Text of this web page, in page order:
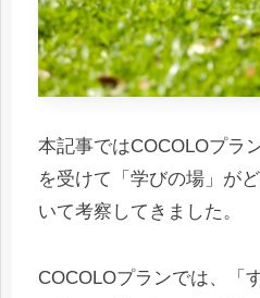
本記事ではCOCOLOプラ
を受けて「学びの場」が
いて考察してきました。
COCOLOプランでは、「